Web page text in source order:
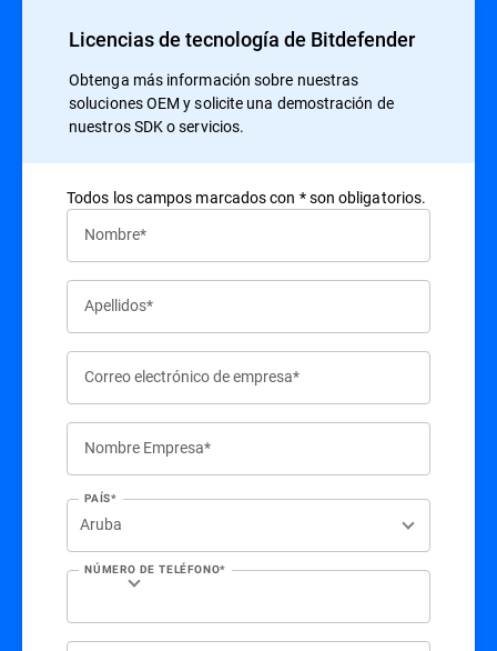
Licencias de tecnología de Bitdefender
Obtenga más información sobre nuestras
soluciones OEM y solicite una demostración de
nuestros SDK o servicios.
Todos los campos marcados con * son obligatorios.
Nombre*
Apellidos*
Correo electrónico de empresa*
Nombre Empresa*
PAÍS*
NÚMERO DE TELÉFONO*